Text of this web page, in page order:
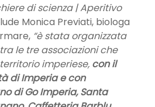
di scienza | Aperitivo
Monica Previati, biologa
“è stata organizzata
le tre associazioni che
imperiese, con il
di Imperia e con
di Go Imperia, Santa